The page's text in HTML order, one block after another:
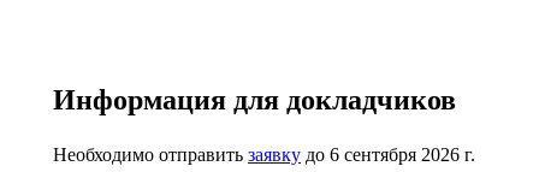
Информация для докладчиков
Необходимо отправить заявку до 6 сентября 2026 г.